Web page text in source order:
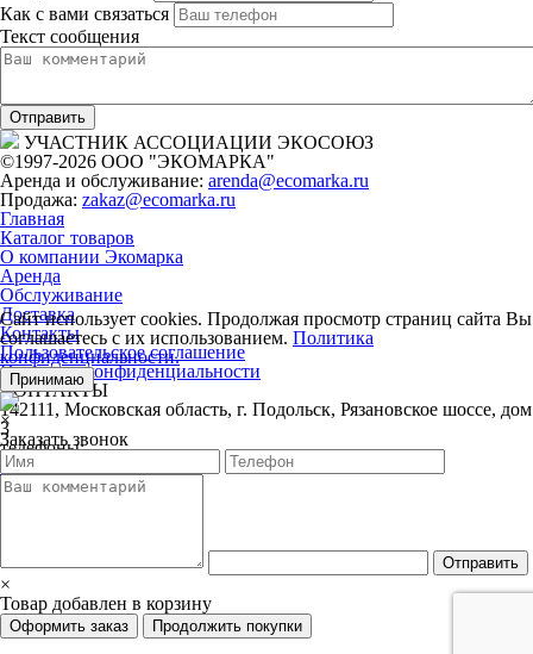
Как с вами связаться
Текст сообщения
УЧАСТНИК АССОЦИАЦИИ ЭКОСОЮЗ
©1997-2026 ООО "ЭКОМАРКА"
Аренда и обслуживание: arenda@ecomarka.ru
Продажа: zakaz@ecomarka.ru
Главная
Каталог товаров
О компании Экомарка
Аренда
Обслуживание
Доставка
Контакты
Пользовательское соглашение
Политика конфиденциальности
КОНТАКТЫ
142111, Московская область, г. Подольск, Рязановское шоссе, дом
3
телефоны:
+7 (804) 333-31-23
+7 (495) 781-52-52
Сайт использует cookies. Продолжая просмотр страниц сайта Вы
соглашаетесь с их использованием. Политика
конфиденциальности.
Принимаю
×
Заказать звонок
Отправить
×
Товар добавлен в корзину
Оформить заказ Продолжить покупки